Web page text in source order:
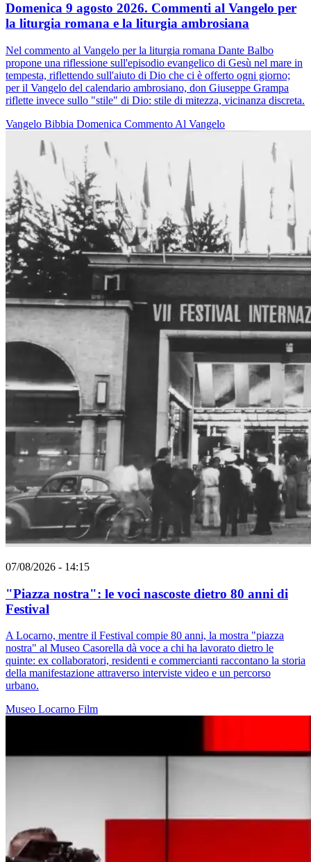
Domenica 9 agosto 2026. Commenti al Vangelo per
la liturgia romana e la liturgia ambrosiana
Nel commento al Vangelo per la liturgia romana Dante Balbo
propone una riflessione sull'episodio evangelico di Gesù nel mare in
tempesta, riflettendo sull'aiuto di Dio che ci è offerto ogni giorno;
per il Vangelo del calendario ambrosiano, don Giuseppe Grampa
riflette invece sullo "stile" di Dio: stile di mitezza, vicinanza discreta.
Vangelo Bibbia Domenica Commento Al Vangelo
07/08/2026 - 14:15
"Piazza nostra": le voci nascoste dietro 80 anni di
Festival
A Locarno, mentre il Festival compie 80 anni, la mostra "piazza
nostra" al Museo Casorella dà voce a chi ha lavorato dietro le
quinte: ex collaboratori, residenti e commercianti raccontano la storia
della manifestazione attraverso interviste video e un percorso
urbano.
Museo Locarno Film